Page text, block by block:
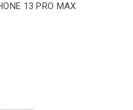
13 PRO MAX